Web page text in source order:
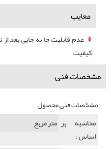
معایب
عدم قابلیت جا به جایی بعد
کیفیت
مشخصات فنی
مشخصات فنی محصول
محاسبه بر
اساس :
متر مربع